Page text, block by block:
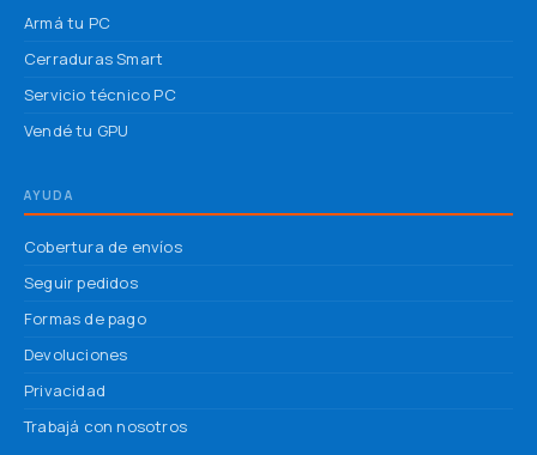
Armá tu PC
Cerraduras Smart
Servicio técnico PC
Vendé tu GPU
AYUDA
Cobertura de envíos
Seguir pedidos
Formas de pago
Devoluciones
Privacidad
Trabajá con nosotros